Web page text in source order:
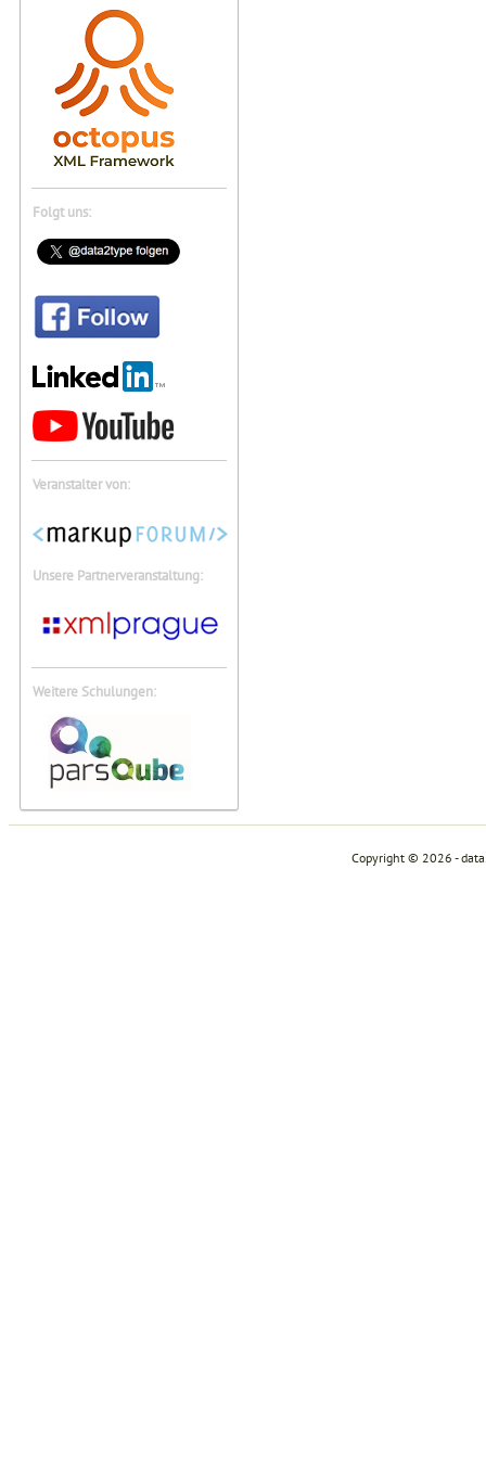
Folgt uns:
Veranstalter von:
Unsere Partnerveranstaltung:
Weitere Schulungen:
Copyright © 2026 -